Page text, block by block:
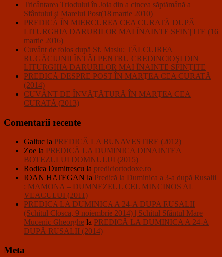
Tricântarea Triodului în Joia din a cincea săptămână a
Sfântului şi Marelui Post(18 martie 2010)
PREDICĂ ÎN MIERCUREA CEA CURATĂ DUPĂ
LITURGHIA DARURILOR MAI ÎNAINTE SFINŢITE (16
martie 2016)
Cuvânt de folos după Sf. Maslu: TÂLCUIREA
RUGĂCIUNII ÎNTÂI PENTRU CREDINCIOŞI DIN
LITURGHIA DARURILOR MAI ÎNAINTE SFINŢITE
PREDICĂ DESPRE POST ÎN MARŢEA CEA CURATĂ
(2014)
CUVÂNT DE ÎNVĂŢĂTURĂ ÎN MARŢEA CEA
CURATĂ (2013)
Comentarii recente
Galiuc la PREDICĂ LA BUNAVESTIRE (2012)
Zoe la PREDICĂ LA DUMINICA DINAINTEA
BOTEZULUI DOMNULUI (2015)
Rodica Dumitrescu la prediciortodoxe.ro
IOAN HATEGAN la Predică la Duminica a 3-a după Rusalii
: MAMONA – DUMNEZEUL CEL MINCINOS AL
VEACULUI (2011)
PREDICA LA DUMINICA A 24-A DUPA RUSALII
(Schitul Closca, 9 noiembrie 2014) | Schitul Sfântul Mare
Mucenic Gheorghe la PREDICĂ LA DUMINICA A 24-A
DUPĂ RUSALII (2014)
Meta